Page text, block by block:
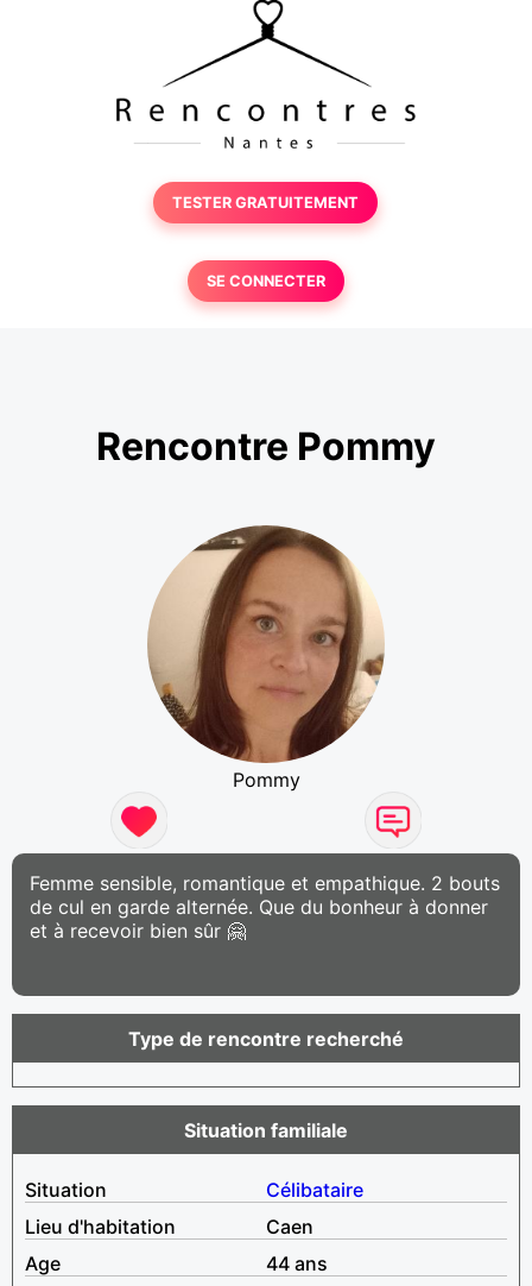
TESTER GRATUITEMENT
SE CONNECTER
Rencontre Pommy
Pommy
Femme sensible, romantique et empathique. 2 bouts
de cul en garde alternée. Que du bonheur à donner
et à recevoir bien sûr 🤗
Type de rencontre recherché
Situation familiale
Situation
Célibataire
Lieu d'habitation
Caen
Age
44 ans